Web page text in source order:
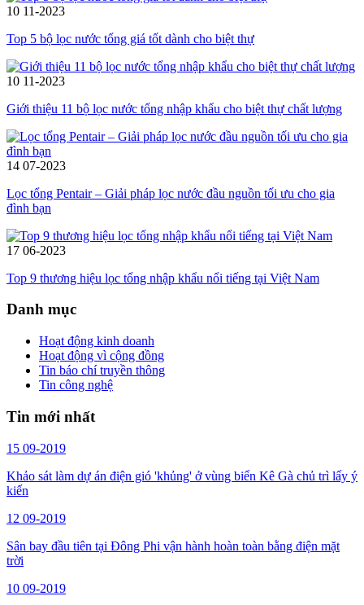
10 11-2023
Top 5 bộ lọc nước tổng giá tốt dành cho biệt thự
10 11-2023
Giới thiệu 11 bộ lọc nước tổng nhập khẩu cho biệt thự chất lượng
14 07-2023
Lọc tổng Pentair – Giải pháp lọc nước đầu nguồn tối ưu cho gia
đình bạn
17 06-2023
Top 9 thương hiệu lọc tổng nhập khẩu nổi tiếng tại Việt Nam
Danh mục
Hoạt động kinh doanh
Hoạt động vì cộng đồng
Tin báo chí truyền thông
Tin công nghệ
Tin mới nhất
15 09-2019
Khảo sát làm dự án điện gió 'khủng' ở vùng biển Kê Gà chủ trì lấy ý
kiến
12 09-2019
Sân bay đầu tiên tại Đông Phi vận hành hoàn toàn bằng điện mặt
trời
10 09-2019